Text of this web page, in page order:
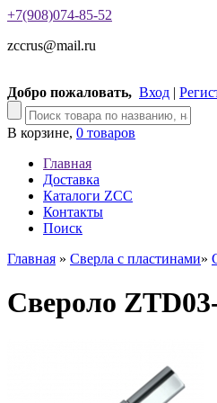
+7(908)074-85-52
zccrus@mail.ru
Добро пожаловать, Вход |
В корзине, 0 товаров
Главная
Доставка
Каталоги ZCC
Контакты
Поиск
Главная » Сверла с пластинами»
Свероло